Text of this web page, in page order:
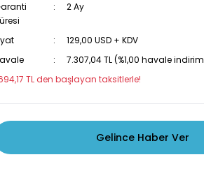
2 Ay
129,00 USD + KDV
7.307,04 TL (%1,00 havale
TL den başlayan taksitlerle!
Gelince Haber Ver